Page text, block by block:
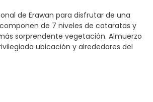
de Erawan para disfrutar de una
de 7 niveles de cataratas y
sorprendente vegetación. Almuerzo
ubicación y alrededores del